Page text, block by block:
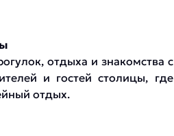
отдыха и знакомства с
и гостей столицы, где
отдых.